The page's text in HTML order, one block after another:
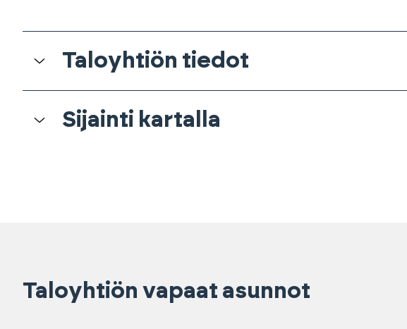
Taloyhtiön tiedot
Sijainti kartalla
Taloyhtiön vapaat asunnot